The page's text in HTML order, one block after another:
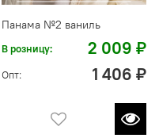
Панама №2 ваниль
В розницу: 2 009 ₽
Опт: 1 406 ₽